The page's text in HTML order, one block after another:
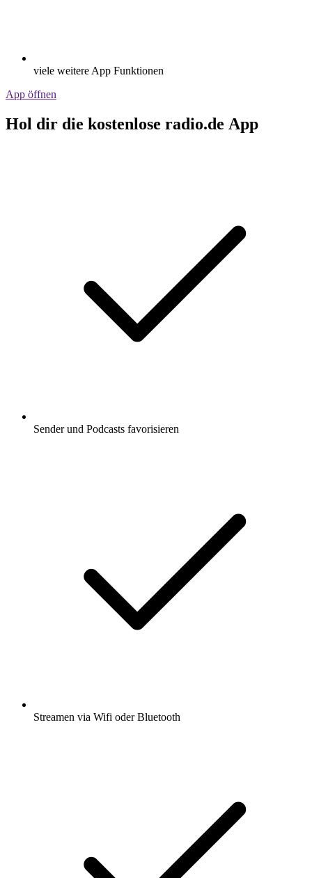
viele weitere App Funktionen
App öffnen
Hol dir die kostenlose radio.de App
Sender und Podcasts favorisieren
Streamen via Wifi oder Bluetooth